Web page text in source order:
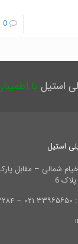
0
استیل با
استیل
شمالی – مقابل
6